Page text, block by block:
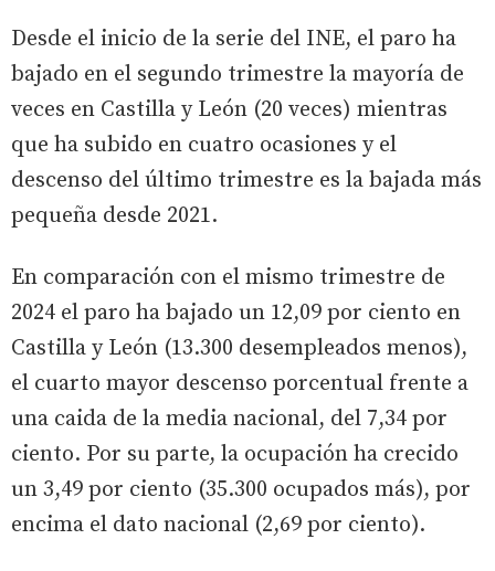
Desde el inicio de la serie del INE, el paro ha
bajado en el segundo trimestre la mayoría de
veces en Castilla y León (20 veces) mientras
que ha subido en cuatro ocasiones y el
descenso del último trimestre es la bajada más
pequeña desde 2021.
En comparación con el mismo trimestre de
2024 el paro ha bajado un 12,09 por ciento en
Castilla y León (13.300 desempleados menos),
el cuarto mayor descenso porcentual frente a
una caida de la media nacional, del 7,34 por
ciento. Por su parte, la ocupación ha crecido
un 3,49 por ciento (35.300 ocupados más), por
encima el dato nacional (2,69 por ciento).